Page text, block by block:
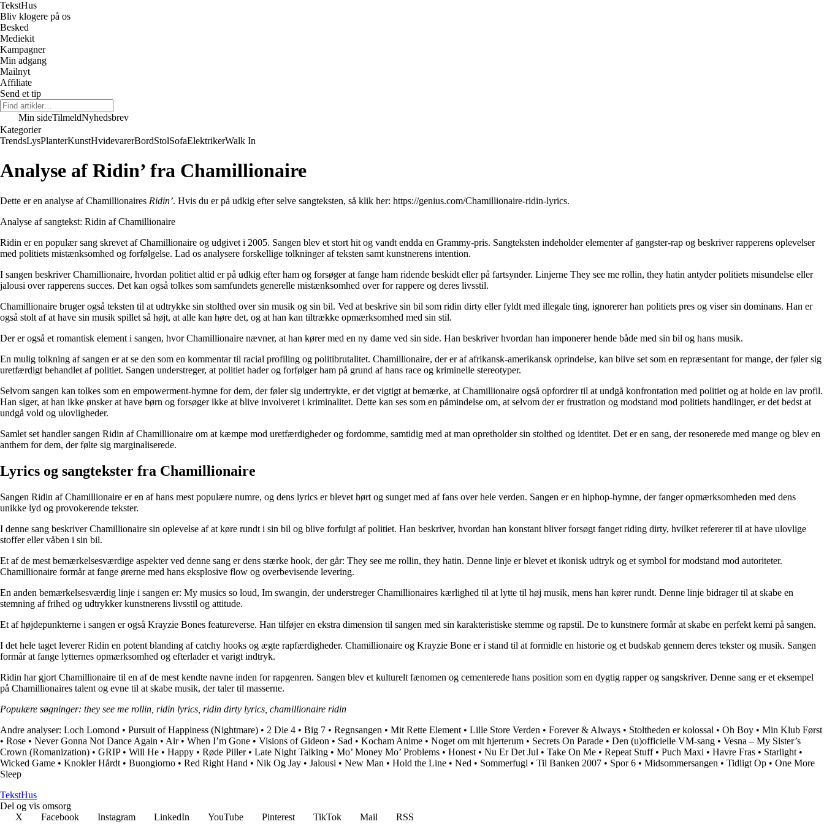
TekstHus
Bliv klogere på os
Besked
Mediekit
Kampagner
Min adgang
Mailnyt
Affiliate
Send et tip
Min sideTilmeldNyhedsbrev
Kategorier
TrendsLysPlanterKunstHvidevarerBordStolSofaElektrikerWalk In
Analyse af Ridin’ fra Chamillionaire
Dette er en analyse af Chamillionaires Ridin’. Hvis du er på udkig efter selve sangteksten, så klik her: https://genius.com/Chamillionaire-ridin-lyrics.
Analyse af sangtekst: Ridin af Chamillionaire
Ridin er en populær sang skrevet af Chamillionaire og udgivet i 2005. Sangen blev et stort hit og vandt endda en Grammy-pris. Sangteksten indeholder elementer af gangster-rap og beskriver rapperens oplevelser
med politiets mistænksomhed og forfølgelse. Lad os analysere forskellige tolkninger af teksten samt kunstnerens intention.
I sangen beskriver Chamillionaire, hvordan politiet altid er på udkig efter ham og forsøger at fange ham ridende beskidt eller på fartsynder. Linjerne They see me rollin, they hatin antyder politiets misundelse eller
jalousi over rapperens succes. Det kan også tolkes som samfundets generelle mistænksomhed over for rappere og deres livsstil.
Chamillionaire bruger også teksten til at udtrykke sin stolthed over sin musik og sin bil. Ved at beskrive sin bil som ridin dirty eller fyldt med illegale ting, ignorerer han politiets pres og viser sin dominans. Han er
også stolt af at have sin musik spillet så højt, at alle kan høre det, og at han kan tiltrække opmærksomhed med sin stil.
Der er også et romantisk element i sangen, hvor Chamillionaire nævner, at han kører med en ny dame ved sin side. Han beskriver hvordan han imponerer hende både med sin bil og hans musik.
En mulig tolkning af sangen er at se den som en kommentar til racial profiling og politibrutalitet. Chamillionaire, der er af afrikansk-amerikansk oprindelse, kan blive set som en repræsentant for mange, der føler sig
uretfærdigt behandlet af politiet. Sangen understreger, at politiet hader og forfølger ham på grund af hans race og kriminelle stereotyper.
Selvom sangen kan tolkes som en empowerment-hymne for dem, der føler sig undertrykte, er det vigtigt at bemærke, at Chamillionaire også opfordrer til at undgå konfrontation med politiet og at holde en lav profil.
Han siger, at han ikke ønsker at have børn og forsøger ikke at blive involveret i kriminalitet. Dette kan ses som en påmindelse om, at selvom der er frustration og modstand mod politiets handlinger, er det bedst at
undgå vold og ulovligheder.
Samlet set handler sangen Ridin af Chamillionaire om at kæmpe mod uretfærdigheder og fordomme, samtidig med at man opretholder sin stolthed og identitet. Det er en sang, der resonerede med mange og blev en
anthem for dem, der følte sig marginaliserede.
Lyrics og sangtekster fra Chamillionaire
Sangen Ridin af Chamillionaire er en af hans mest populære numre, og dens lyrics er blevet hørt og sunget med af fans over hele verden. Sangen er en hiphop-hymne, der fanger opmærksomheden med dens
unikke lyd og provokerende tekster.
I denne sang beskriver Chamillionaire sin oplevelse af at køre rundt i sin bil og blive forfulgt af politiet. Han beskriver, hvordan han konstant bliver forsøgt fanget riding dirty, hvilket refererer til at have ulovlige
stoffer eller våben i sin bil.
Et af de mest bemærkelsesværdige aspekter ved denne sang er dens stærke hook, der går: They see me rollin, they hatin. Denne linje er blevet et ikonisk udtryk og et symbol for modstand mod autoriteter.
Chamillionaire formår at fange ørerne med hans eksplosive flow og overbevisende levering.
En anden bemærkelsesværdig linje i sangen er: My musics so loud, Im swangin, der understreger Chamillionaires kærlighed til at lytte til høj musik, mens han kører rundt. Denne linje bidrager til at skabe en
stemning af frihed og udtrykker kunstnerens livsstil og attitude.
Et af højdepunkterne i sangen er også Krayzie Bones featureverse. Han tilføjer en ekstra dimension til sangen med sin karakteristiske stemme og rapstil. De to kunstnere formår at skabe en perfekt kemi på sangen.
I det hele taget leverer Ridin en potent blanding af catchy hooks og ægte rapfærdigheder. Chamillionaire og Krayzie Bone er i stand til at formidle en historie og et budskab gennem deres tekster og musik. Sangen
formår at fange lytternes opmærksomhed og efterlader et varigt indtryk.
Ridin har gjort Chamillionaire til en af de mest kendte navne inden for rapgenren. Sangen blev et kulturelt fænomen og cementerede hans position som en dygtig rapper og sangskriver. Denne sang er et eksempel
på Chamillionaires talent og evne til at skabe musik, der taler til masserne.
Populære søgninger: they see me rollin, ridin lyrics, ridin dirty lyrics, chamillionaire ridin
Andre analyser: Loch Lomond • Pursuit of Happiness (Nightmare) • 2 Die 4 • Big 7 • Regnsangen • Mit Rette Element • Lille Store Verden • Forever & Always • Stoltheden er kolossal • Oh Boy • Min Klub Først
• Rose • Never Gonna Not Dance Again • Air• When I’m Gone • Visions of Gideon • Sad • Kocham Anime • Noget om mit hjerterum • Secrets On Parade • Den (u)officielle VM-sang • Vesna – My Sister’s
Crown (Romanization) • GRIP• Will He • Happy • Røde Piller• Late Night Talking • Mo’ Money Mo’ Problems • Honest • Nu Er Det Jul • Take On Me • Repeat Stuff• Puch Maxi • Havre Fras • Starlight •
Wicked Game • Knokler Hårdt • Buongiorno • Red Right Hand • Nik Og Jay • Jalousi • New Man • Hold the Line • Ned • Sommerfugl • Til Banken 2007 • Spor 6 • Midsommersangen • Tidligt Op • One More
Sleep
TekstHus
Del og vis omsorg
X
Facebook Instagram LinkedIn YouTube Pinterest TikTok Mail
RSS